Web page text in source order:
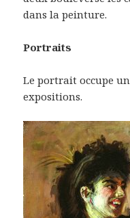
dans la peinture.
Portraits
Le portrait occupe
expositions.